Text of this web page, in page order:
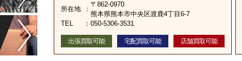
所在地 ：
〒862-0970
熊本県熊本市中央区渡鹿4丁目6-7
TEL
： 050-5306-3531
出張買取可能 宅配買取可能 店舗買取可能